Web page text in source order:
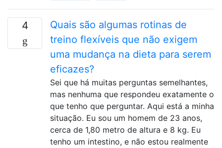
4
Quais são algumas rotinas de
treino flexíveis que não exigem
uma mudança na dieta para serem
eficazes?
Sei que há muitas perguntas semelhantes,
mas nenhuma que respondeu exatamente o
que tenho que perguntar. Aqui está a minha
situação. Eu sou um homem de 23 anos,
cerca de 1,80 metro de altura e 8 kg. Eu
tenho um intestino, e não estou realmente